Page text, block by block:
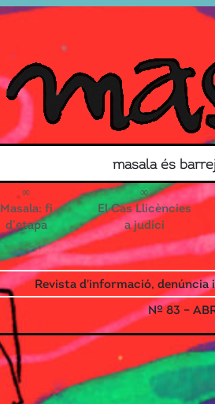
masala és
Masala: fi
d’etapa
El Cas Llicències
a judici
Revista d'informació,
Nº 83 –